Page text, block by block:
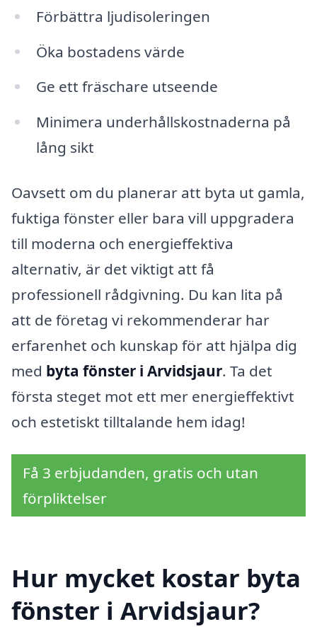
Förbättra ljudisoleringen
Öka bostadens värde
Ge ett fräschare utseende
Minimera underhållskostnaderna på
lång sikt
Oavsett om du planerar att byta ut gamla,
fuktiga fönster eller bara vill uppgradera
till moderna och energieffektiva
alternativ, är det viktigt att få
professionell rådgivning. Du kan lita på
att de företag vi rekommenderar har
erfarenhet och kunskap för att hjälpa dig
med byta fönster i Arvidsjaur. Ta det
första steget mot ett mer energieffektivt
och estetiskt tilltalande hem idag!
Få 3 erbjudanden, gratis och utan
förpliktelser
Hur mycket kostar byta
fönster i Arvidsjaur?